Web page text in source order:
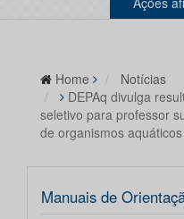
Home
Notícias
DEPAq divulga
seletivo para professor
de organismos aquáticos
Manuais de